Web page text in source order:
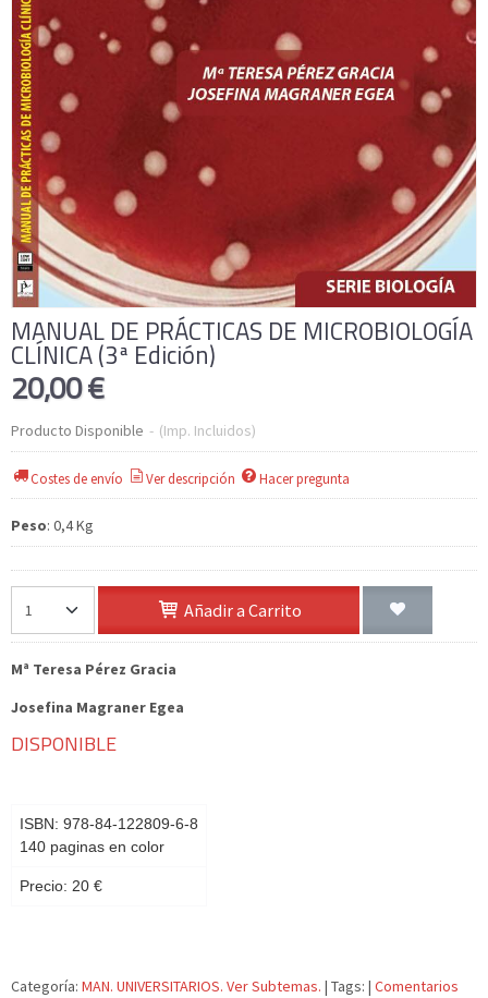
MANUAL DE PRÁCTICAS DE MICROBIOLOGÍA
CLÍNICA (3ª Edición)
20,00 €
Producto Disponible - (Imp. Incluidos)
Costes de envío Ver descripción Hacer pregunta
Peso: 0,4 Kg
Añadir a Carrito
Mª Teresa Pérez Gracia
Josefina Magraner Egea
DISPONIBLE
ISBN: 978-84-122809-6-8
140 paginas en color
Precio: 20 €
Categoría: MAN. UNIVERSITARIOS. Ver Subtemas. | Tags: | Comentarios